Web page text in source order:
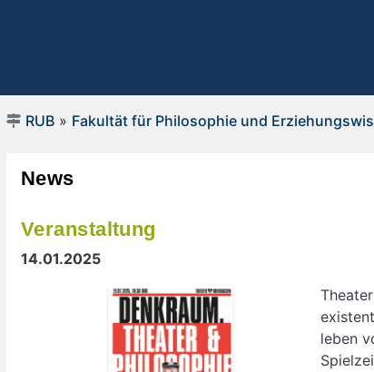
RUB » Fakultät für Philosophie und
News
Veranstaltung
14.01.2025
leben